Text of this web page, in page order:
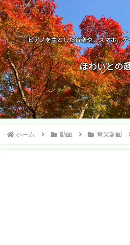
ピアノを主とした音楽や，スマホ，
ほわいとの
ホーム 動画 音楽動画